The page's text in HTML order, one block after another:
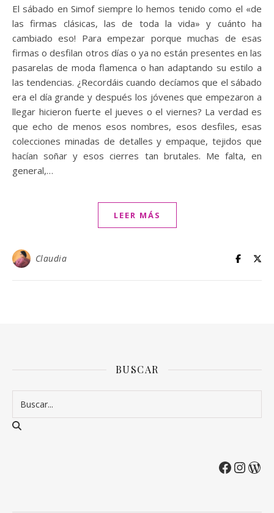
El sábado en Simof siempre lo hemos tenido como el «de
las firmas clásicas, las de toda la vida» y cuánto ha
cambiado eso! Para empezar porque muchas de esas
firmas o desfilan otros días o ya no están presentes en las
pasarelas de moda flamenca o han adaptando su estilo a
las tendencias. ¿Recordáis cuando decíamos que el sábado
era el día grande y después los jóvenes que empezaron a
llegar hicieron fuerte el jueves o el viernes? La verdad es
que echo de menos esos nombres, esos desfiles, esas
colecciones minadas de detalles y empaque, tejidos que
hacían soñar y esos cierres tan brutales. Me falta, en
general,…
LEER MÁS
Claudia
BUSCAR